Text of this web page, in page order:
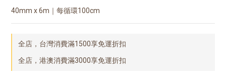
40mm x 6m｜每循環100cm
全店，台灣消費滿1500享免運折扣
全店，港澳消費滿3000享免運折扣